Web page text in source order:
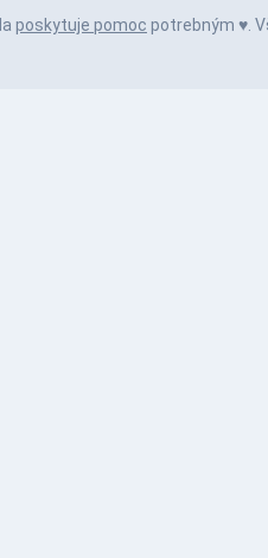
poskytuje pomoc potrebným ♥️.